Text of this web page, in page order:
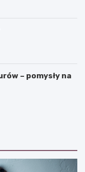
– pomysły na